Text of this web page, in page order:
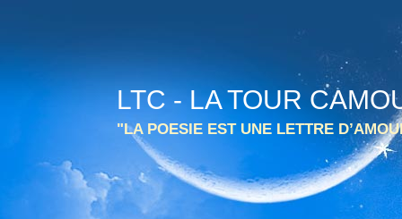
LTC - LA TOUR
"LA POESIE EST UNE LETTRE